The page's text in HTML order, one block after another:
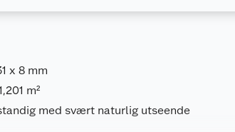
x 8 mm
m²
med svært naturlig utseende